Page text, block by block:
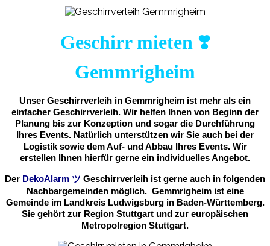
Geschirr mieten ❣️
Gemmrigheim
Unser Geschirrverleih in Gemmrigheim ist mehr als ein
einfacher Geschirrverleih. Wir helfen Ihnen von Beginn der
Planung bis zur Konzeption und sogar die Durchführung
Ihres Events. Natürlich unterstützen wir Sie auch bei der
Logistik sowie dem Auf- und Abbau Ihres Events. Wir
erstellen Ihnen hierfür gerne ein individuelles Angebot.
Der DekoAlarm ツ Geschirrverleih ist gerne auch in folgenden
Nachbargemeinden möglich. Gemmrigheim ist eine
Gemeinde im Landkreis Ludwigsburg in Baden-Württemberg.
Sie gehört zur Region Stuttgart und zur europäischen
Metropolregion Stuttgart.